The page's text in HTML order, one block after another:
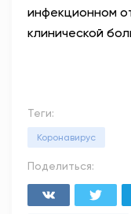
инфекционном
клинической
Теги:
Коронавирус
Поделиться: